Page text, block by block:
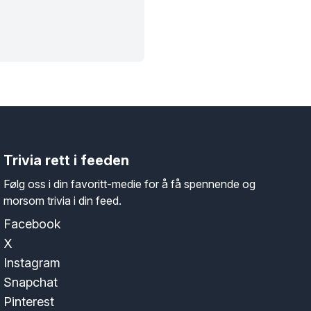
Trivia rett i feeden
Følg oss i din favoritt-medie for å få spennende og
morsom trivia i din feed.
Facebook
X
Instagram
Snapchat
Pinterest